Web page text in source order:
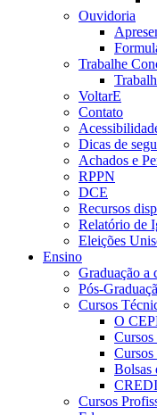
Ouvidoria
Trabalhe
VoltarE
Contato
Dicas de
Achados e
RPPN
DCE
Recursos
Relatório de
Eleições
Ensino
Graduação a
Pós-
Cursos
O
Cursos
Bolsas
Cursos